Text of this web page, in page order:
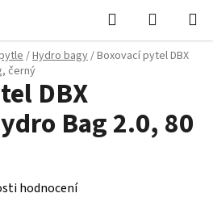
Hledat
KOŠÍK
/Hydro bagy/Boxovací pytel DBX
černý
DBX
Bag 2.0, 80
hodnocení